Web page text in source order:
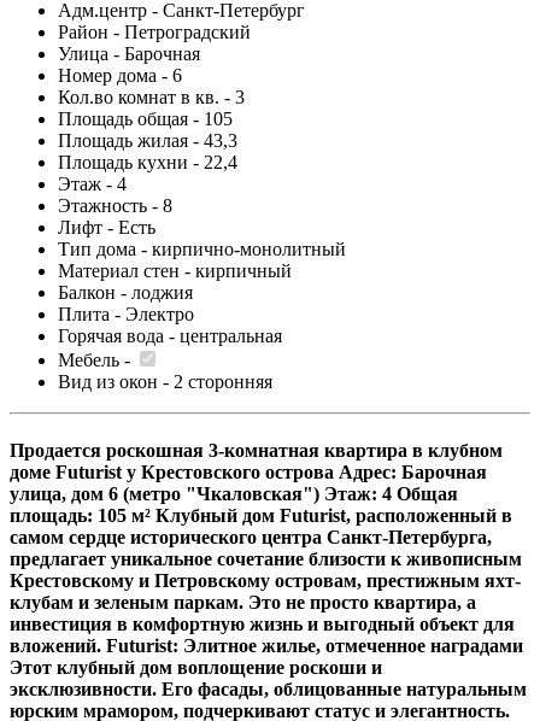
Адм.центр - Санкт-Петербург
Район - Петроградский
Улица - Барочная
Номер дома - 6
Кол.во комнат в кв. - 3
Площадь общая - 105
Площадь жилая - 43,3
Площадь кухни - 22,4
Этаж - 4
Этажность - 8
Лифт - Есть
Тип дома - кирпично-монолитный
Материал стен - кирпичный
Балкон - лоджия
Плита - Электро
Горячая вода - центральная
Мебель -
Вид из окон - 2 сторонняя
Продается роскошная 3-комнатная квартира в клубном
доме Futurist у Крестовского острова Адрес: Барочная
улица, дом 6 (метро "Чкаловская") Этаж: 4 Общая
площадь: 105 м² Клубный дом Futurist, расположенный в
самом сердце исторического центра Санкт-Петербурга,
предлагает уникальное сочетание близости к живописным
Крестовскому и Петровскому островам, престижным яхт-
клубам и зеленым паркам. Это не просто квартира, а
инвестиция в комфортную жизнь и выгодный объект для
вложений. Futurist: Элитное жилье, отмеченное наградами
Этот клубный дом воплощение роскоши и
эксклюзивности. Его фасады, облицованные натуральным
юрским мрамором, подчеркивают статус и элегантность.